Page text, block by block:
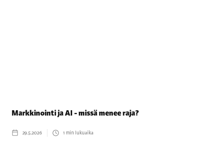
Markkinointi ja AI - missä menee raja?
29.5.2026 1 min lukuaika